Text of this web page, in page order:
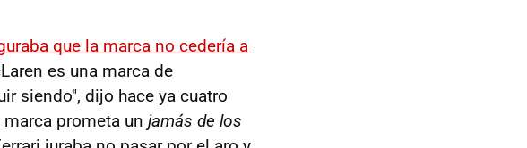
que la marca no cedería a
es una marca de
siendo", dijo hace ya cuatro
prometa un jamás de los